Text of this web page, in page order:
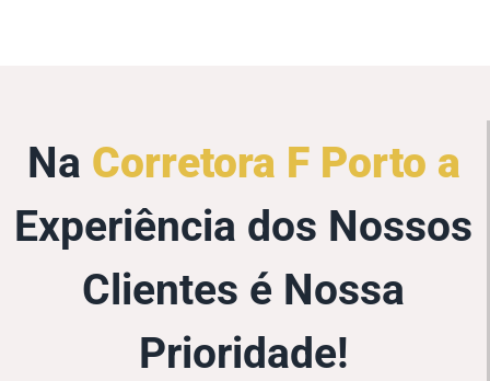
Na Corretora F Porto a
Experiência dos Nossos
Clientes é Nossa
Prioridade!